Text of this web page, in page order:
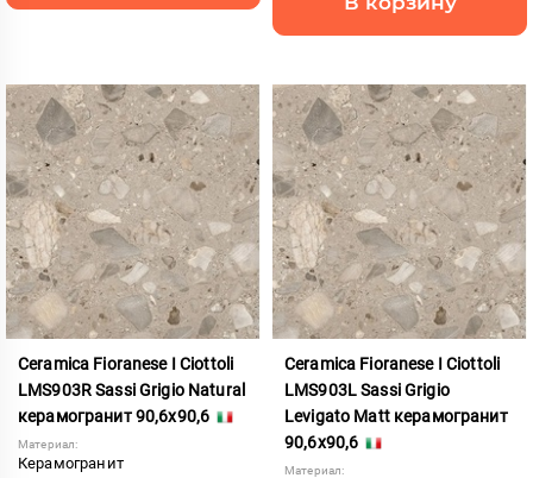
Ceramica Fioranese I Ciottoli
LMS903R Sassi Grigio Natural
керамогранит 90,6x90,6
Материал:
Керамогранит
Ceramica Fioranese I Ciottoli
LMS903L Sassi Grigio
Levigato Matt керамогранит
90,6x90,6
Материал: